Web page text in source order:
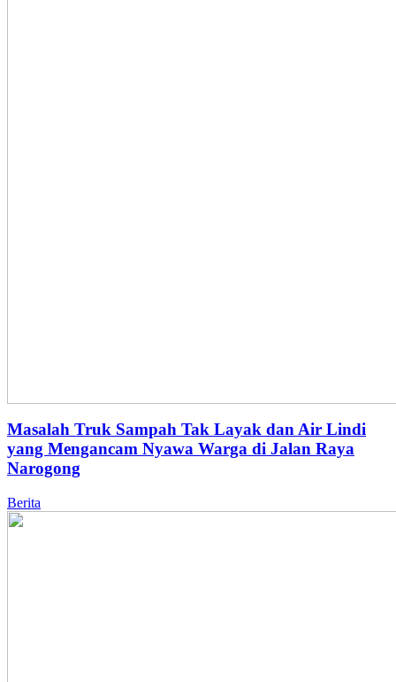
Masalah Truk Sampah Tak Layak dan Air Lindi
yang Mengancam Nyawa Warga di Jalan Raya
Narogong
Berita